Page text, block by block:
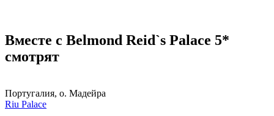
Вместе с Belmond Reid`s Palace 5*
смотрят
Португалия, о. Мадейра
Riu Palace